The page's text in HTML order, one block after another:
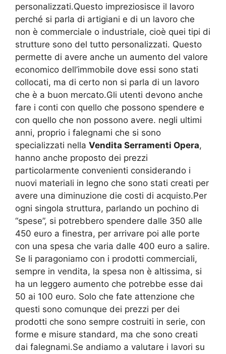
personalizzati.Questo impreziosisce il lavoro
perché si parla di artigiani e di un lavoro che
non è commerciale o industriale, cioè quei tipi di
strutture sono del tutto personalizzati. Questo
permette di avere anche un aumento del valore
economico dell’immobile dove essi sono stati
collocati, ma di certo non si parla di un lavoro
che è a buon mercato.Gli utenti devono anche
fare i conti con quello che possono spendere e
con quello che non possono avere. negli ultimi
anni, proprio i falegnami che si sono
specializzati nella Vendita Serramenti Opera,
hanno anche proposto dei prezzi
particolarmente convenienti considerando i
nuovi materiali in legno che sono stati creati per
avere una diminuzione die costi di acquisto.Per
ogni singola struttura, parlando un pochino di
“spese”, si potrebbero spendere dalle 350 alle
450 euro a finestra, per arrivare poi alle porte
con una spesa che varia dalle 400 euro a salire.
Se li paragoniamo con i prodotti commerciali,
sempre in vendita, la spesa non è altissima, si
ha un leggero aumento che potrebbe esse dai
50 ai 100 euro. Solo che fate attenzione che
questi sono comunque dei prezzi per dei
prodotti che sono sempre costruiti in serie, con
forme e misure standard, ma che sono creati
dai falegnami.Se andiamo a valutare i lavori su